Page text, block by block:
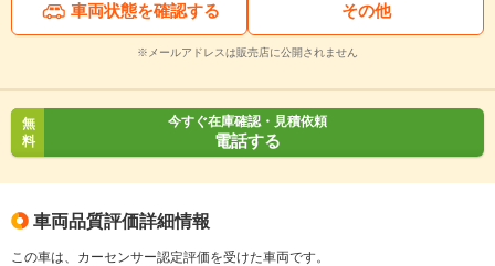
車両状態を確認する その他
※メールアドレスは販売店に公開されません
無
料
今すぐ在庫確認・見積依頼
電話する
車両品質評価詳細情報
この車は、カーセンサー認定評価を受けた車両です。